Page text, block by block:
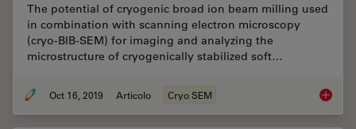
The potential of cryogenic broad ion beam milling used
in combination with scanning electron microscopy
(cryo-BIB-SEM) for imaging and analyzing the
microstructure of cryogenically stabilized soft…
Oct 16, 2019 Articolo Cryo SEM